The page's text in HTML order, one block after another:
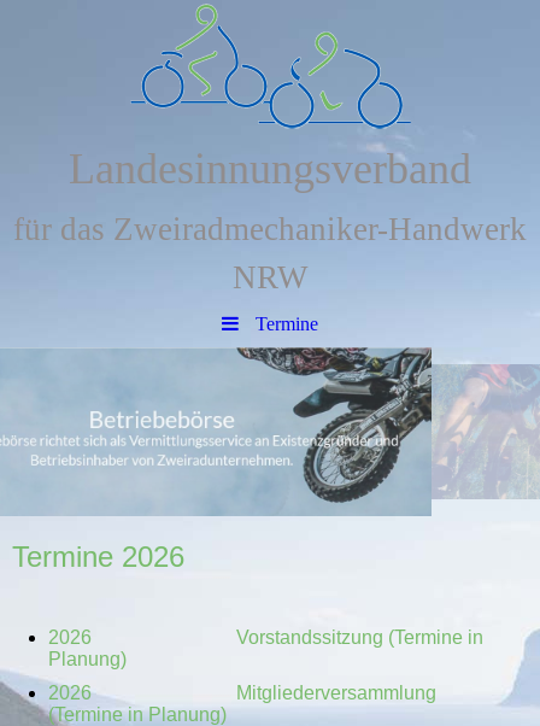
Landesinnungsverband
für das Zweiradmechaniker-Handwerk
NRW
Termine
Termine 2026
2026 Vorstandssitzung (Termine in
Planung)
2026 Mitgliederversammlung
(Termine in Planung)